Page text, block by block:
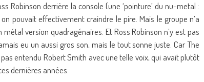
Robinson derrière la console (une ‘pointure’ du nu-metal :
pouvait effectivement craindre le pire. Mais le groupe n’a
version quadragénaires. Et Ross Robinson n’y est pas
eu un aussi gros son, mais le tout sonne juste. Car The
entendu Robert Smith avec une telle voix, qui avait plutôt
dernières années.